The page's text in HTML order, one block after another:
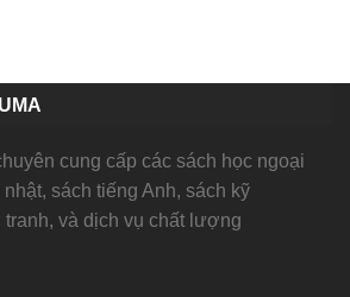
cung cấp các sách học ngoại
sách tiếng Anh, sách kỹ
và dịch vụ chất lượng